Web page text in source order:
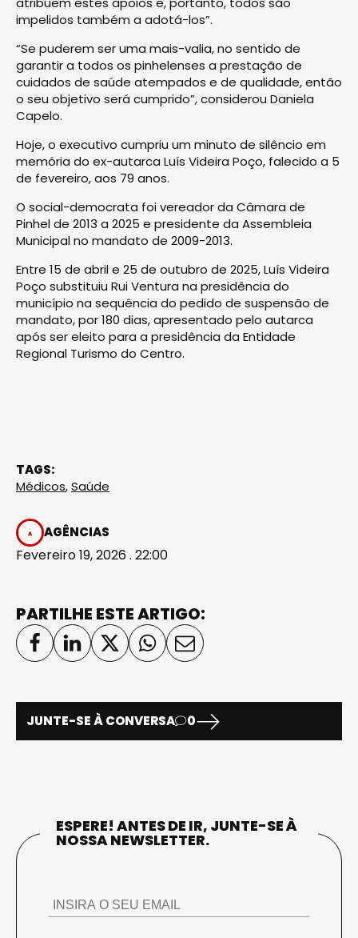
impelidos também a adotá-los”.
“Se puderem ser uma mais-valia, no sentido de
garantir a todos os pinhelenses a prestação de
cuidados de saúde atempados e de qualidade, então
o seu objetivo será cumprido”, considerou Daniela
Capelo.
Hoje, o executivo cumpriu um minuto de silêncio em
memória do ex-autarca Luís Videira Poço, falecido a 5
de fevereiro, aos 79 anos.
O social-democrata foi vereador da Câmara de
Pinhel de 2013 a 2025 e presidente da Assembleia
Municipal no mandato de 2009-2013.
Entre 15 de abril e 25 de outubro de 2025, Luís Videira
Poço substituiu Rui Ventura na presidência do
município na sequência do pedido de suspensão de
mandato, por 180 dias, apresentado pelo autarca
após ser eleito para a presidência da Entidade
Regional Turismo do Centro.
TAGS:
Médicos,Saúde
AGÊNCIAS
Fevereiro 19, 2026 . 22:00
PARTILHE ESTE ARTIGO:
JUNTE-SE À CONVERSA 0
ESPERE! ANTES DE IR, JUNTE-SE À
NOSSA NEWSLETTER.